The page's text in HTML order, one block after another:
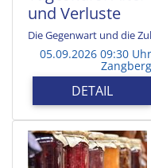
und Verluste
Die Gegenwart und die
05.09.2026 09:30 Uhr
Zangberg
DETAIL